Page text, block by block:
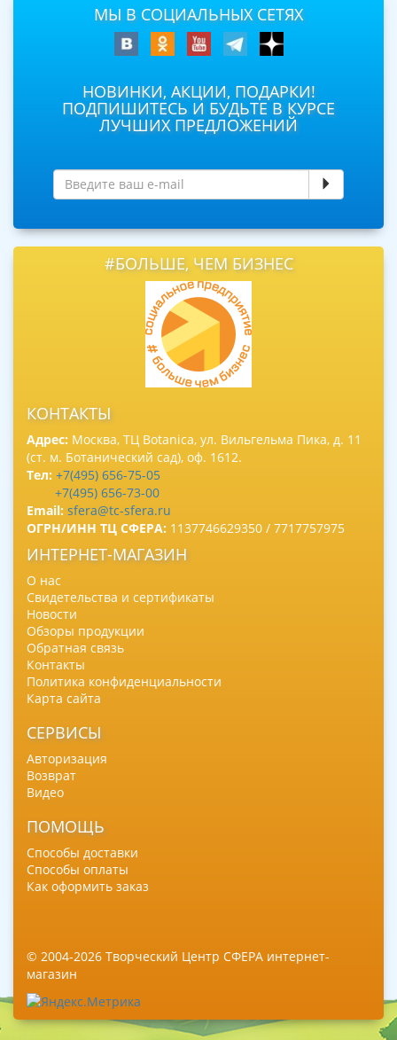
МЫ В СОЦИАЛЬНЫХ СЕТЯХ
НОВИНКИ, АКЦИИ, ПОДАРКИ!
ПОДПИШИТЕСЬ И БУДЬТЕ В КУРСЕ
ЛУЧШИХ ПРЕДЛОЖЕНИЙ
#БОЛЬШЕ, ЧЕМ БИЗНЕС
КОНТАКТЫ
Адрес: Москва, ТЦ Botanica, ул. Вильгельма Пика, д. 11
(ст. м. Ботанический сад), оф. 1612.
Тел: +7(495) 656-75-05
+7(495) 656-73-00
Email: sfera@tc-sfera.ru
ОГРН/ИНН ТЦ СФЕРА: 1137746629350 / 7717757975
ИНТЕРНЕТ-МАГАЗИН
О нас
Свидетельства и сертификаты
Новости
Обзоры продукции
Обратная связь
Контакты
Политика конфиденциальности
Карта сайта
СЕРВИСЫ
Авторизация
Возврат
Видео
ПОМОЩЬ
Способы доставки
Способы оплаты
Как оформить заказ
© 2004-2026 Творческий Центр СФЕРА интернет-
магазин